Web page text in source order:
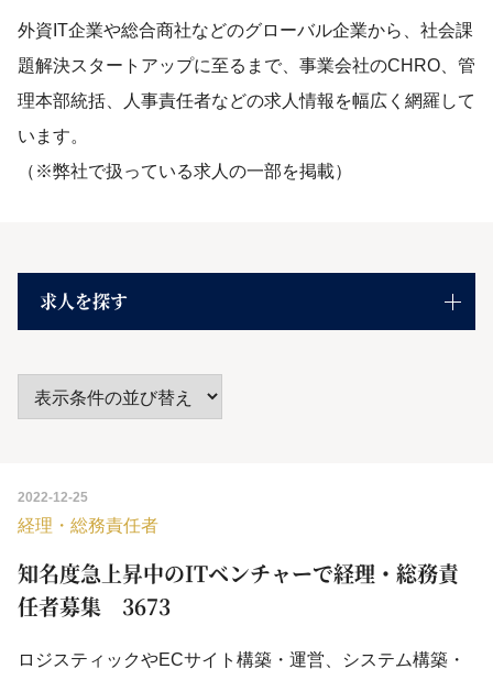
外資IT企業や総合商社などのグローバル企業から、社会課
題解決スタートアップに至るまで、 事業会社のCHRO、管
理本部統括、人事責任者などの求人情報を幅広く網羅して
います。
（※弊社で扱っている求人の一部を掲載）
2022-12-25
経理・総務責任者
知名度急上昇中のITベンチャーで経理・総務責
任者募集 3673
ロジスティックやECサイト構築・運営、システム構築・
求人を探す